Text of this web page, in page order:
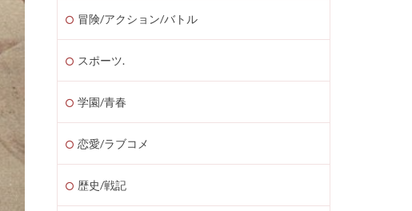
冒険/アクション/バトル
スポーツ.
学園/青春
恋愛/ラブコメ
歴史/戦記